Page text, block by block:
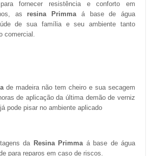
para fornecer resistência e conforto em
as resina Primmaá base de água
de sua família e seu ambiente tanto
comercial.
de madeira não tem cheiro e sua secagem
de aplicação da última demão de verniz
pode pisar no ambiente aplicado
da Resina Primmaá base de água
para reparos em caso de riscos.